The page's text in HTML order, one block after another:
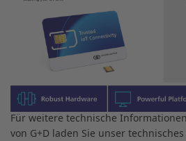
Entdecken Sie die
Details unserer IoT-
Für weitere technische
von G+D laden Sie unser